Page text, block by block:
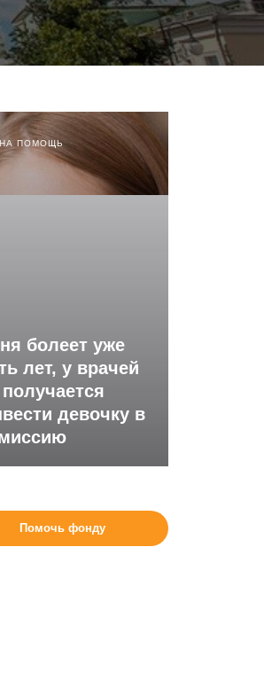
ПОМОЩЬ
болеет уже
лет, у врачей
девочку в
Помочь фонду